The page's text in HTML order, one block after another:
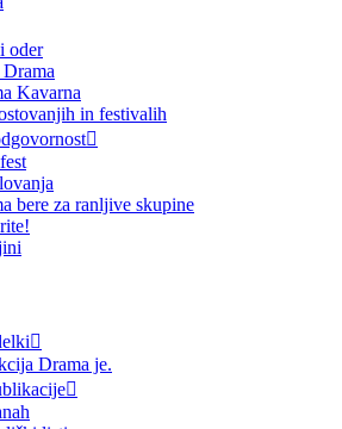
oder
Kavarna
in festivalih
bere za ranljive skupine
Drama je.